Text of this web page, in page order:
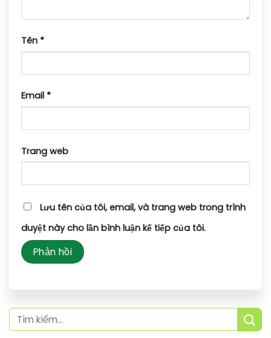
Tên *
Email *
Trang web
Lưu tên của tôi, email, và trang web trong trình
duyệt này cho lần bình luận kế tiếp của tôi.